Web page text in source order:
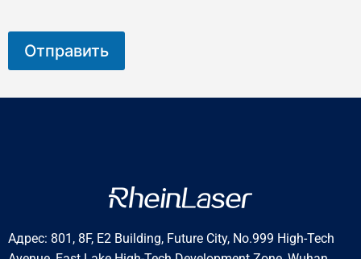
о
Отправить
Адрес: 801, 8F, E2 Building, Future City, No.999 High-Tech